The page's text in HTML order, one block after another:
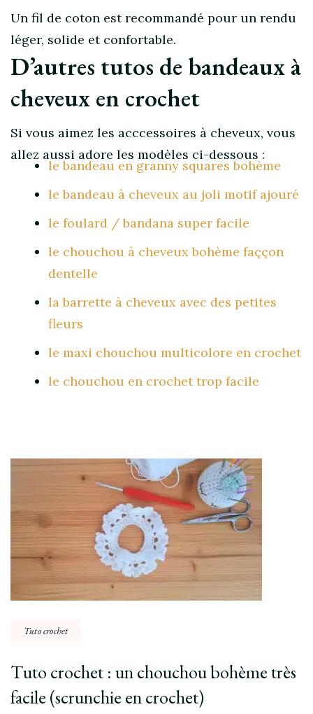
Un fil de coton est recommandé pour un rendu
léger, solide et confortable.
D’autres tutos de bandeaux à
cheveux en crochet
Si vous aimez les acccessoires à cheveux, vous
allez aussi adore les modèles ci-dessous :
le bandeau en granny squares bohème
le bandeau à cheveux au joli motif ajouré
le foulard / bandana super facile
le chouchou à cheveux bohème faççon
dentelle
la barrette à cheveux avec des petites
fleurs
le maxi chouchou multicolore en crochet
le chouchou en crochet trop facile
Post
Navigation
Tuto crochet
Tuto crochet : un chouchou bohème très
facile (scrunchie en crochet)